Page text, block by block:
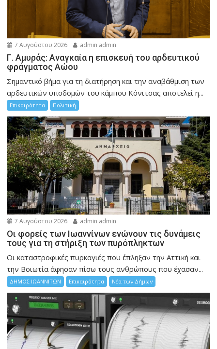
7 Αυγούστου 2026 admin admin
Γ. Αμυράς: Αναγκαία η επισκευή του αρδευτικού
φράγματος Αώου
Σημαντικό βήμα για τη διατήρηση και την αναβάθμιση των
αρδευτικών υποδομών του κάμπου Κόνιτσας αποτελεί η...
Επικαιρότητα Πολιτική
7 Αυγούστου 2026 admin admin
Οι φορείς των Ιωαννίνων ενώνουν τις δυνάμεις
τους για τη στήριξη των πυρόπληκτων
Οι καταστροφικές πυρκαγιές που έπληξαν την Αττική και
την Bοιωτία άφησαν πίσω τους ανθρώπους που έχασαν...
ΔΗΜΟΣ ΙΩΑΝΝΙΤΩΝ Επικαιρότητα Νέα των Δήμων